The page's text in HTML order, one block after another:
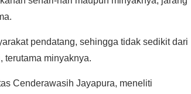
pendatang, sehingga tidak sedikit dari
terutama minyaknya.
Cenderawasih Jayapura, meneliti